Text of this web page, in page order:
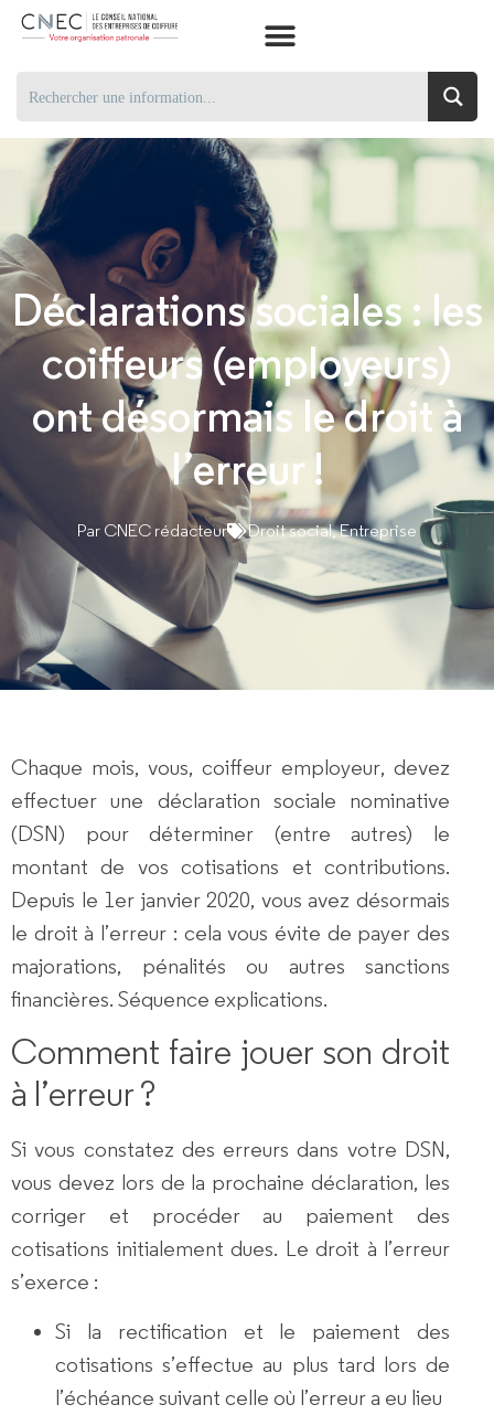
Déclarations sociales : les
coiffeurs (employeurs)
ont désormais le droit à
l’erreur !
Par CNEC rédacteur Droit social,Entreprise
Chaque mois, vous, coiffeur employeur, devez
effectuer une déclaration sociale nominative
(DSN) pour déterminer (entre autres) le
montant de vos cotisations et contributions.
Depuis le 1er janvier 2020, vous avez désormais
le droit à l’erreur : cela vous évite de payer des
majorations, pénalités ou autres sanctions
financières. Séquence explications.
Comment faire jouer son droit
à l’erreur ?
Si vous constatez des erreurs dans votre DSN,
vous devez lors de la prochaine déclaration, les
corriger et procéder au paiement des
cotisations initialement dues. Le droit à l’erreur
s’exerce :
Si la rectification et le paiement des
cotisations s’effectue au plus tard lors de
l’échéance suivant celle où l’erreur a eu lieu